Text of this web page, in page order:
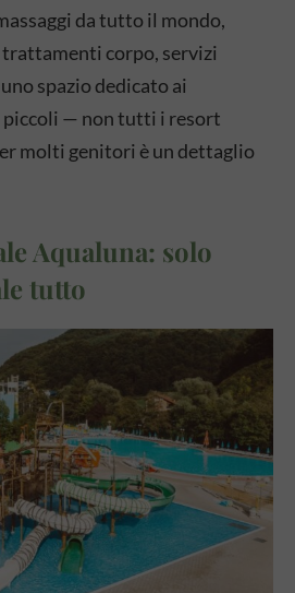
da tutto il mondo,
trattamenti corpo, servizi
spazio dedicato ai
— non tutti i resort
molti genitori è un dettaglio
Aqualuna: solo
tutto